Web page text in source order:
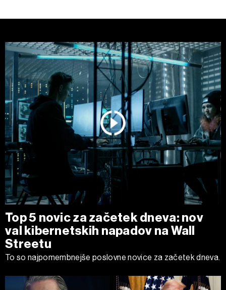
Top 5 novic za začetek dneva: nov
val kibernetskih napadov na Wall
Streetu
To so najpomembnejše poslovne novice za začetek dneva.